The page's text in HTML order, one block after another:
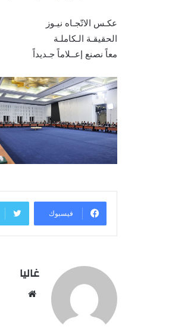
عكـس الاتّجـاه نيـوز
الحقيقـة الـكاملـة
معاً نصنع إعــلاماً جـديداً
فيسبوك
غاليا